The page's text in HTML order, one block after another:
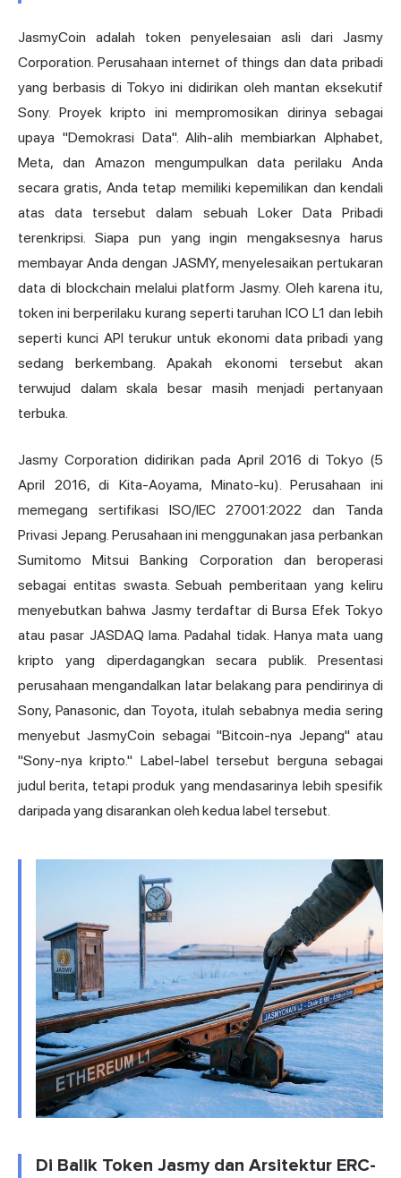
JasmyCoin adalah token penyelesaian asli dari Jasmy
Corporation. Perusahaan internet of things dan data pribadi
yang berbasis di Tokyo ini didirikan oleh mantan eksekutif
Sony. Proyek kripto ini mempromosikan dirinya sebagai
upaya "Demokrasi Data". Alih-alih membiarkan Alphabet,
Meta, dan Amazon mengumpulkan data perilaku Anda
secara gratis, Anda tetap memiliki kepemilikan dan kendali
atas data tersebut dalam sebuah Loker Data Pribadi
terenkripsi. Siapa pun yang ingin mengaksesnya harus
membayar Anda dengan JASMY, menyelesaikan pertukaran
data di blockchain melalui platform Jasmy. Oleh karena itu,
token ini berperilaku kurang seperti taruhan ICO L1 dan lebih
seperti kunci API terukur untuk ekonomi data pribadi yang
sedang berkembang. Apakah ekonomi tersebut akan
terwujud dalam skala besar masih menjadi pertanyaan
terbuka.
Jasmy Corporation didirikan pada April 2016 di Tokyo (5
April 2016, di Kita-Aoyama, Minato-ku). Perusahaan ini
memegang sertifikasi ISO/IEC 27001:2022 dan Tanda
Privasi Jepang. Perusahaan ini menggunakan jasa perbankan
Sumitomo Mitsui Banking Corporation dan beroperasi
sebagai entitas swasta. Sebuah pemberitaan yang keliru
menyebutkan bahwa Jasmy terdaftar di Bursa Efek Tokyo
atau pasar JASDAQ lama. Padahal tidak. Hanya mata uang
kripto yang diperdagangkan secara publik. Presentasi
perusahaan mengandalkan latar belakang para pendirinya di
Sony, Panasonic, dan Toyota, itulah sebabnya media sering
menyebut JasmyCoin sebagai "Bitcoin-nya Jepang" atau
"Sony-nya kripto." Label-label tersebut berguna sebagai
judul berita, tetapi produk yang mendasarinya lebih spesifik
daripada yang disarankan oleh kedua label tersebut.
Di Balik Token Jasmy dan Arsitektur ERC-